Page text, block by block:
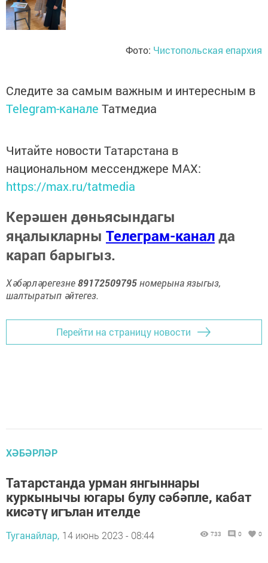
Фото: Чистопольская епархия
Следите за самым важным и интересным в
Telegram-канале Татмедиа
Читайте новости Татарстана в
национальном мессенджере MАХ:
https://max.ru/tatmedia
Керәшен дөньясындагы
яңалыкларны Телеграм-каналда
карап барыгыз.
Хәбәрләрегезне89172509795номерына языгыз,
шалтыратып әйтегез.
Перейти на страницу новости
ХӘБӘРЛӘР
Татарстанда урман янгыннары
куркынычы югары булу сәбәпле, кабат
кисәтү игълан ителде
Туганайлар, 14 июнь 2023 - 08:44 733 0 0